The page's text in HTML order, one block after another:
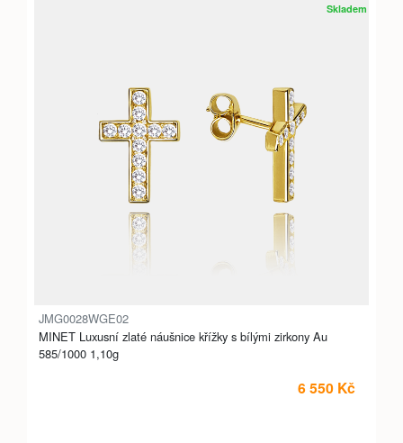
Skladem
JMG0028WGE02
MINET Luxusní zlaté náušnice křížky s bílými zirkony Au
585/1000 1,10g
6 550 Kč